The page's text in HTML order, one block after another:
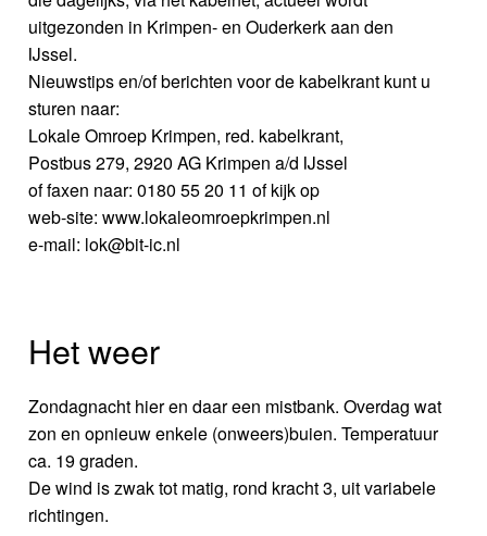
uitgezonden in Krimpen- en Ouderkerk aan den
IJssel.
Nieuwstips en/of berichten voor de kabelkrant kunt u
sturen naar:
Lokale Omroep Krimpen, red. kabelkrant,
Postbus 279, 2920 AG Krimpen a/d IJssel
of faxen naar: 0180 55 20 11 of kijk op
web-site: www.lokaleomroepkrimpen.nl
e-mail: lok@bit-ic.nl
Het weer
Zondagnacht hier en daar een mistbank. Overdag wat
zon en opnieuw enkele (onweers)buien. Temperatuur
ca. 19 graden.
De wind is zwak tot matig, rond kracht 3, uit variabele
richtingen.